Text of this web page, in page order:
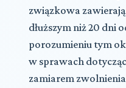
związkowa zawierają
dłuższym niż 20 dni
porozumieniu tym
w sprawach
zamiarem